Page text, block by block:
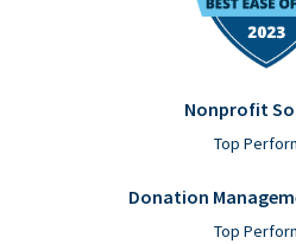
Nonprofit
Top
Donation
Top